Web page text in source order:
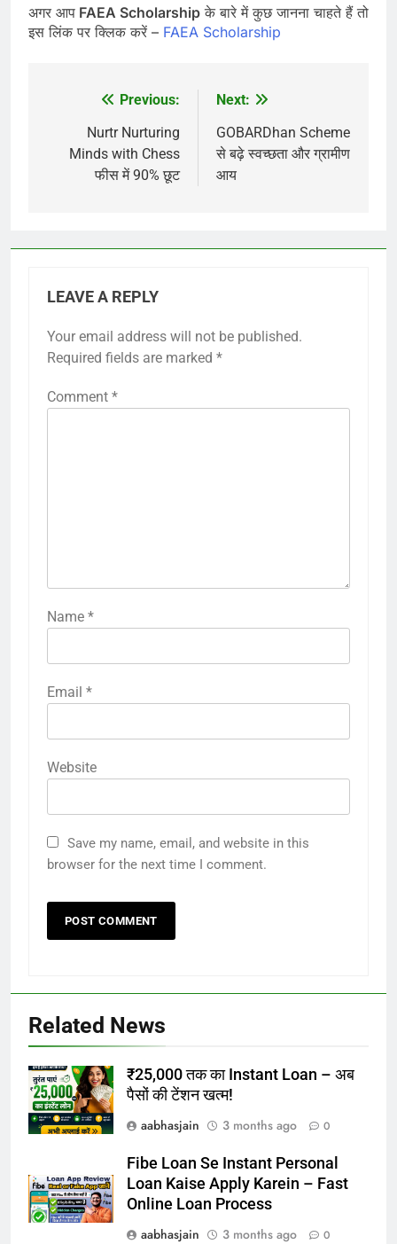
अगर आप FAEA Scholarship के बारे में कुछ जानना चाहते हैं तो
इस लिंक पर क्लिक करें – FAEA Scholarship
navigation
Previous:
Nurtr Nurturing
Minds with Chess
फीस में 90% छूट
Next:
GOBARDhan Scheme
से बढ़े स्वच्छता और ग्रामीण
आय
LEAVE A REPLY
Your email address will not be published.
Required fields are marked *
Comment *
Name *
Email *
Website
Save my name, email, and website in this
browser for the next time I comment.
Related News
₹25,000 तक का Instant Loan – अब
पैसों की टेंशन खत्म!
aabhasjain
3 months ago 0
Fibe Loan Se Instant Personal
Loan Kaise Apply Karein – Fast
Online Loan Process
aabhasjain
3 months ago 0